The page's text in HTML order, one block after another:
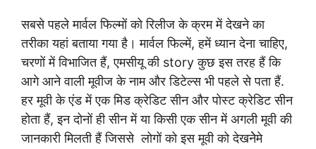
सबसे पहले मार्वल फिल्मों को रिलीज के क्रम में देखने का
तरीका यहां बताया गया है। मार्वल फिल्में, हमें ध्यान देना चाहिए,
चरणों में विभाजित हैं, एमसीयू की story कुछ इस तरह हैं कि
आगे आने वाली मूवीज के नाम और डिटेल्स भी पहले से पता हैं.
हर मूवी के एंड में एक मिड क्रेडिट सीन और पोस्ट क्रेडिट सीन
होता हैं, इन दोनों ही सीन में या किसी एक सीन में अगली मूवी की
जानकारी मिलती हैं जिससे लोगों को इस मूवी को देखनेेमे